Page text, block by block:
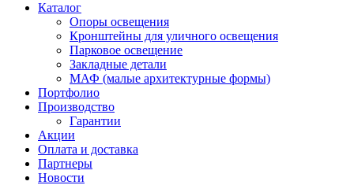
Каталог
Опоры освещения
Кронштейны для уличного освещения
Парковое освещение
Закладные детали
МАФ (малые архитектурные формы)
Портфолио
Производство
Гарантии
Акции
Оплата и доставка
Партнеры
Новости